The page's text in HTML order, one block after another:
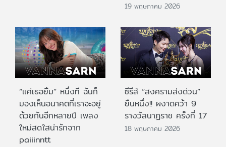
19 พฤษภาคม 2026
“แค่เธอยิ้ม” หนึ่งที ฉันก็
มองเห็นอนาคตที่เราจะอยู่
ด้วยกันอีกหลายปี เพลง
ใหม่สดใสน่ารักจาก
paiiinntt
ซีรีส์ “สงครามส่งด่วน”
ยืนหนึ่ง!! ผงาดคว้า 9
รางวัลนาฏราช ครั้งที่ 17
18 พฤษภาคม 2026